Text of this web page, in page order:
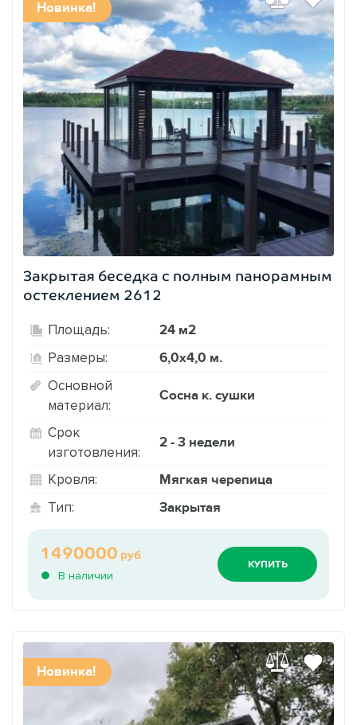
Новинка!
Закрытая беседка с полным панорамным
остеклением 2612
Площадь: 24 м2
Размеры: 6,0х4,0 м.
Основной
материал:
Сосна к. сушки
Срок
изготовления:
2 - 3 недели
Кровля: Мягкая черепица
Тип: Закрытая
В наличии
1490000 руб
КУПИТЬ
Новинка!